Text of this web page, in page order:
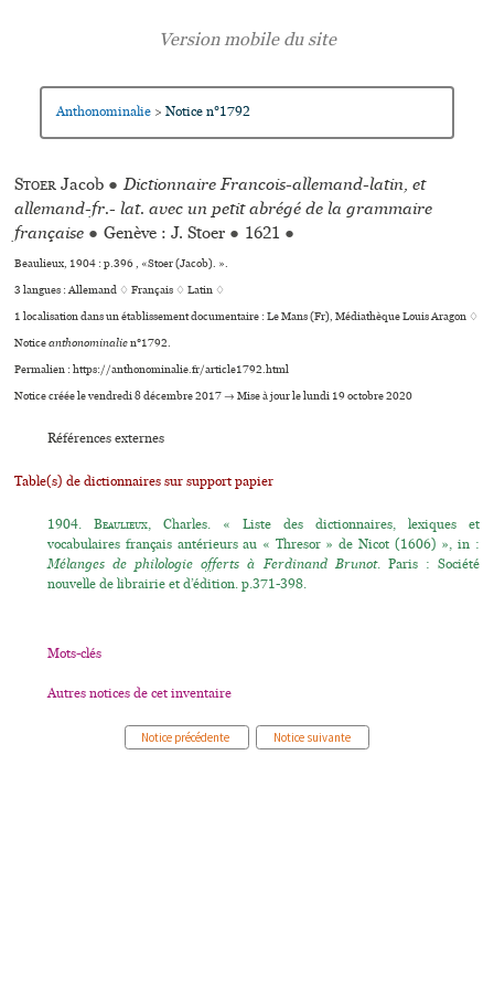
Anthonominalie > Notice n°1792
Stoer Jacob ● Dictionnaire Francois-allemand-latin, et
allemand-fr.- lat. avec un petit abrégé de la grammaire
française ● Genève : J. Stoer ● 1621 ●
Beaulieux, 1904 : p.396 , «Stoer (Jacob). ».
3 langues :Allemand ♢Français ♢Latin ♢
1 localisation dans un établissement documentaire : Le Mans (Fr), Médiathèque Louis Aragon ♢
Noticeanthonominalien°1792.
Permalien : https://anthonominalie.fr/article1792.html
Notice créée le vendredi 8 décembre 2017 → Mise à jour le lundi 19 octobre 2020
Références externes
Table(s) de dictionnaires sur support papier
1904.Beaulieux, Charles. « Liste des dictionnaires, lexiques et
vocabulaires français antérieurs au « Thresor » de Nicot (1606) », in :
Mélanges de philologie offerts à Ferdinand Brunot. Paris : Société
nouvelle de librairie et d’édition. p.371-398.
Mots-clés
Autres notices de cet inventaire
Notice précédente Notice suivante